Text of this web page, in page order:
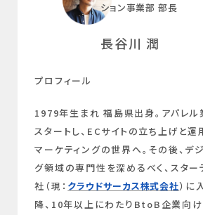
ション事業部 部長
長谷川 潤
プロフィール
1979年生まれ 福島県出身。アパレル
スタートし、ECサイトの立ち上げと
マーケティングの世界へ。その後、デ
グ領域の専門性を深めるべく、スター
社（現： クラウドサーカス株式会社）に
降、10年以上にわたりBtoB企業向